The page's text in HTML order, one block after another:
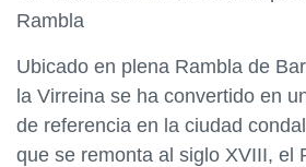
Rambla
Ubicado en plena Rambla de
la Virreina se ha convertido en
de referencia en la ciudad
que se remonta al siglo XVIII, el